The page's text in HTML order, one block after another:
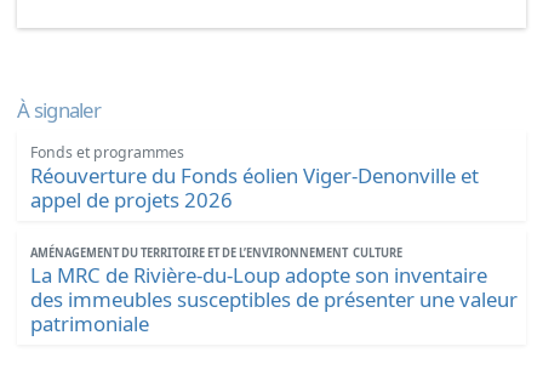
À signaler
Fonds et programmes
Réouverture du Fonds éolien Viger-Denonville et
appel de projets 2026
AMÉNAGEMENT DU TERRITOIRE ET DE L’ENVIRONNEMENT CULTURE
La MRC de Rivière-du-Loup adopte son inventaire
des immeubles susceptibles de présenter une valeur
patrimoniale